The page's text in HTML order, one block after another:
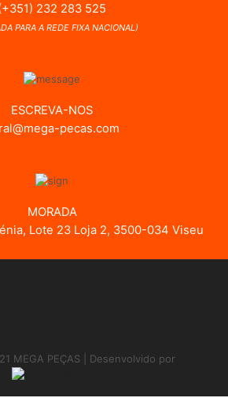
232 283 525
PARA A REDE FIXA NACIONAL)
ESCREVA-NOS
pecas.com
MORADA
Lote 23 Loja 2, 3500-034 Viseu
MEGA PEÇAS | Desenvolvido por